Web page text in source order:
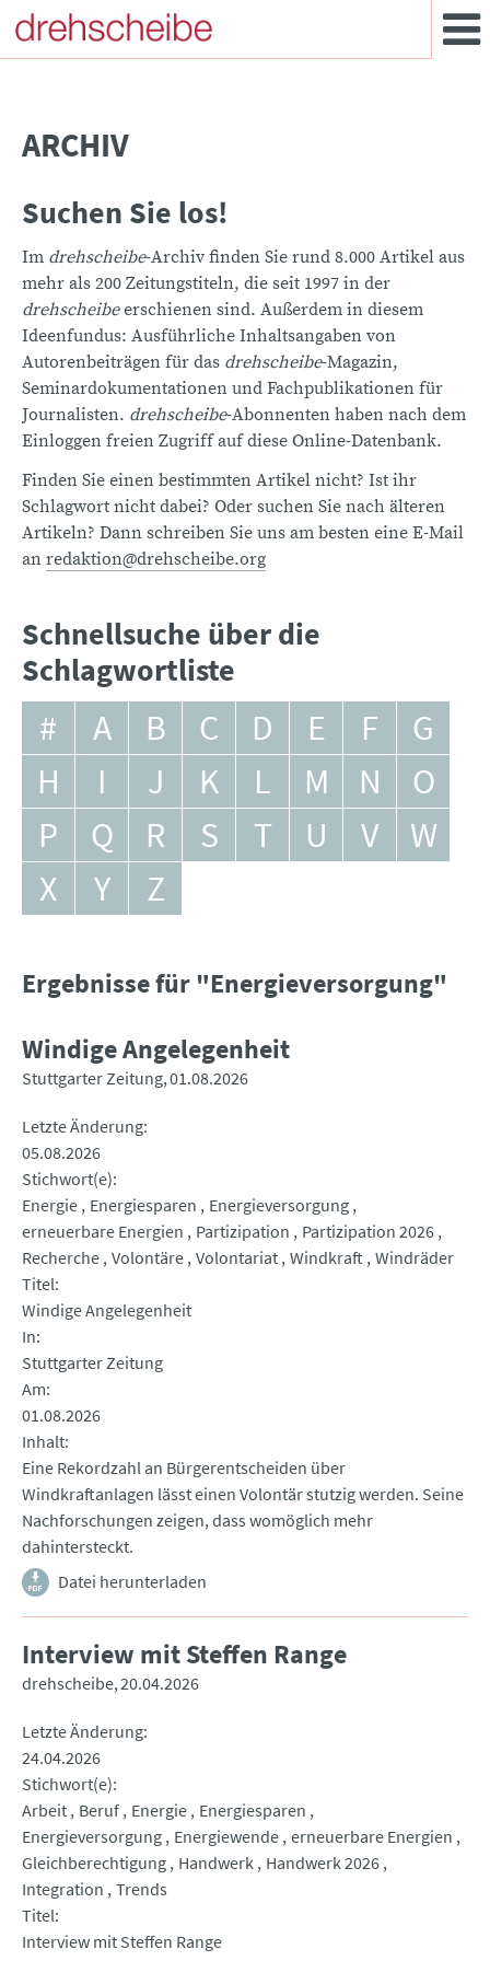
ARCHIV
Suchen Sie los!
Im drehscheibe-Archiv finden Sie rund 8.000 Artikel aus
mehr als 200 Zeitungstiteln, die seit 1997 in der
drehscheibeerschienen sind. Außerdem in diesem
Ideenfundus: Ausführliche Inhaltsangaben von
Autorenbeiträgen für das drehscheibe-Magazin,
Seminardokumentationen und Fachpublikationen für
Journalisten. drehscheibe-Abonnenten haben nach dem
Einloggen freien Zugriff auf diese Online-Datenbank.
Finden Sie einen bestimmten Artikel nicht? Ist ihr
Schlagwort nicht dabei? Oder suchen Sie nach älteren
Artikeln? Dann schreiben Sie uns am besten eine E-Mail
an redaktion@drehscheibe.org
Schnellsuche über die
Schlagwortliste
# A B C D E F
G
H
I J K L M N
O
P
Q R S T U V
W
X
Y Z
Ergebnisse für "Energieversorgung"
Windige Angelegenheit
Stuttgarter Zeitung 01.08.2026
Letzte Änderung
05.08.2026
Stichwort(e)
Energie Energiesparen
Energieversorgung
erneuerbare Energien
Partizipation
Partizipation 2026
Recherche Volontäre Volontariat Windkraft Windräder
Titel
Windige Angelegenheit
In
Stuttgarter Zeitung
Am
01.08.2026
Inhalt
Eine Rekordzahl an Bürgerentscheiden über
Windkraftanlagen lässt einen Volontär stutzig werden. Seine
Nachforschungen zeigen, dass womöglich mehr
dahintersteckt.
Datei herunterladen
Interview mit Steffen Range
drehscheibe 20.04.2026
Letzte Änderung
24.04.2026
Stichwort(e)
Arbeit Beruf Energie Energiesparen
Energieversorgung Energiewende erneuerbare Energien
Gleichberechtigung Handwerk Handwerk 2026
Integration Trends
Titel
Interview mit Steffen Range